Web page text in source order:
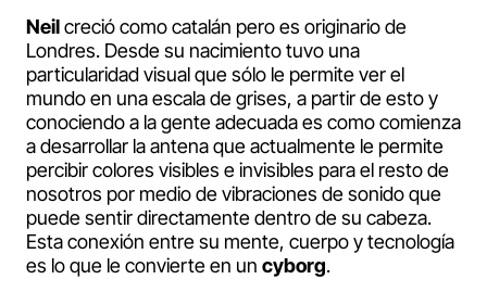
Neilcreció como catalán pero es originario de
Londres. Desde su nacimiento tuvo una
particularidad visual que sólo le permite ver el
mundo en una escala de grises, a partir de esto y
conociendo a la gente adecuada es como comienza
a desarrollar la antena que actualmente le permite
percibir colores visibles e invisibles para el resto de
nosotros por medio de vibraciones de sonido que
puede sentir directamente dentro de su cabeza.
Esta conexión entre su mente, cuerpo y tecnología
es lo que le convierte en un cyborg.